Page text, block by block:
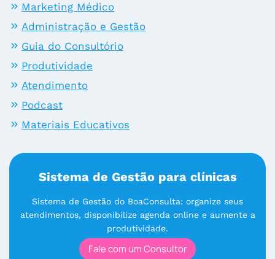
Marketing Médico
Administração e Gestão
Guia do Consultório
Produtividade
Atendimento
Podcast
Materiais Educativos
Sistema de Gestão para clínicas
Sistema de Gestão do BoaConsulta: organize seus
atendimentos, disponibilize agenda online e aumente a
produtividade.
Fale com um Consultor